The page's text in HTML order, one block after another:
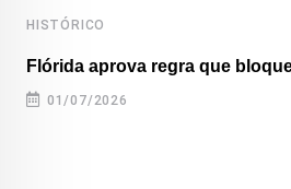
HISTÓRICO
Flórida aprova regra que
01/07/2026